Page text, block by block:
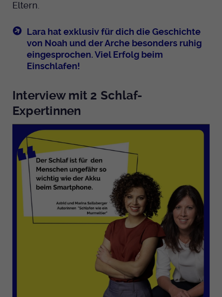
Eltern.
Lara hat exklusiv für dich die Geschichte
von Noah und der Arche besonders ruhig
eingesprochen. Viel Erfolg beim
Einschlafen!
Interview mit 2 Schlaf-
Expertinnen